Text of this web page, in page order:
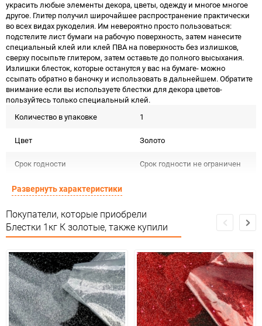
украсить любые элементы декора, цветы, одежду и многое многое
другое. Глитер получил широчайшее распространение практически
во всех видах рукоделия. Им невероятно просто пользоваться:
подстелите лист бумаги на рабочую поверхность, затем нанесите
специальный клей или клей ПВА на поверхность без излишков,
сверху посыпьте глитером, затем оставьте до полного высыхания.
Излишки блесток, которые останутся у вас на бумаге- можно
ссыпать обратно в баночку и использовать в дальнейшем. Обратите
внимание если вы используете блестки для декора цветов-
пользуйтесь только специальный клей.
Количество в упаковке
1
Цвет Золото
Срок годности Срок годности не ограничен
Предназначение товара
Сертификация Не подлежит сертификации
Особые условия Особых условий не требует
Минимальное количество 1
Количество в коробке 25
Единица измерения шт
Развернуть характеристики
Покупатели, которые приобрели
Блестки 1кг К золотые, также купили